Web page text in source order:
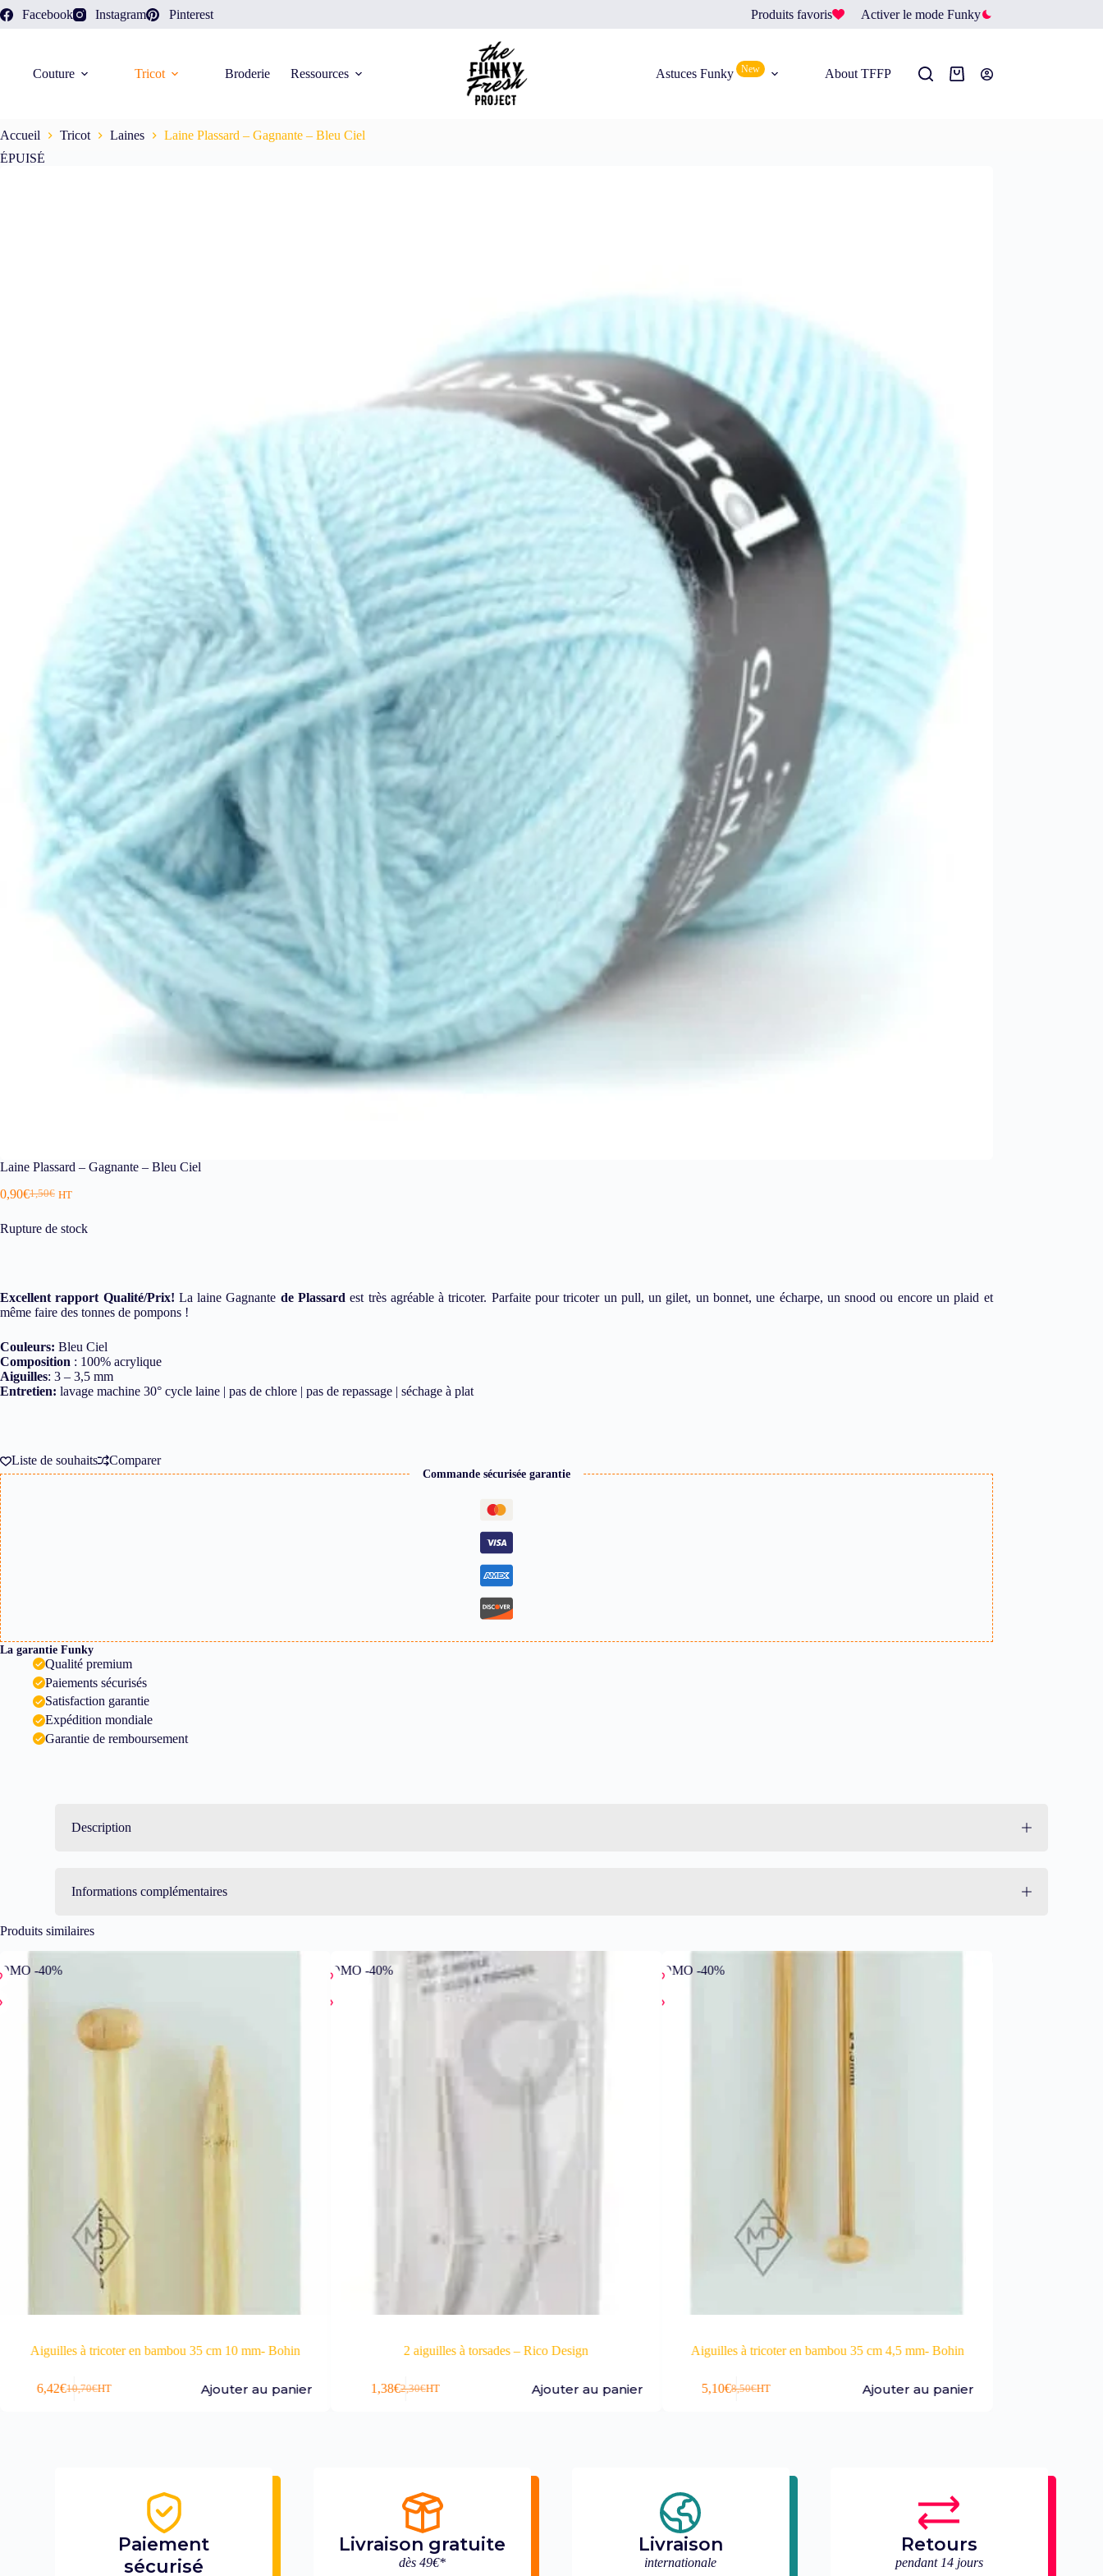
Facebook Instagram Pinterest Produits favoris Activer le mode Funky
Couture Tricot Broderie Ressources Astuces Funky New About TFFP
Accueil Tricot Laines
Laine Plassard – Gagnante – Bleu Ciel
ÉPUISÉ
Laine Plassard – Gagnante – Bleu Ciel
1,50€
0,90€ HT
Rupture de stock
Excellent rapport Qualité/Prix! La laine Gagnante de Plassard est très agréable à tricoter. Parfaite pour tricoter un pull, un gilet, un bonnet, une écharpe, un snood ou encore un plaid et
même faire des tonnes de pompons !
Couleurs: Bleu Ciel
Composition : 100% acrylique
Aiguilles: 3 – 3,5 mm
Entretien: lavage machine 30° cycle laine | pas de chlore | pas de repassage | séchage à plat
Liste de souhaits Comparer
Commande sécurisée garantie
La garantie Funky
Qualité premium
Paiements sécurisés
Satisfaction garantie
Expédition mondiale
Garantie de remboursement
Description
Informations complémentaires
Produits similaires
en bambou 35 cm 10 mm- Bohin 2 aiguilles à torsades – Rico Design
PROMO -40%
Aiguilles à tricoter en bambou 35 cm 4,5 mm- Bohin Laine Mérinos Alpaga à Tricoter Phil
Paiement Livraison gratuite Livraison Retours